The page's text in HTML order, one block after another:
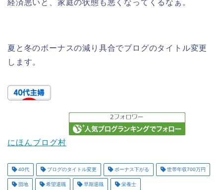
経済悪いと、家庭の状態も悪くなってくるなぁ。
夏と冬のボーナスの減り具合でブログのタイトル変更
します。
にほんブログ村
40代 ブログのタイトル変更 ボーナス下がる 世帯年収700万円
団地 希望退職 早期退職 栄養士